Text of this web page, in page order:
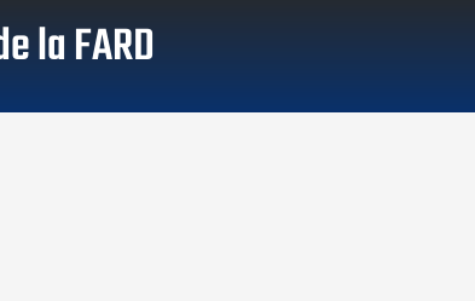
la FARD